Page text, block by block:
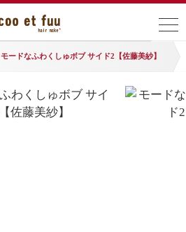
モードなふわくしゅボブ サイド2【佐藤美紗】